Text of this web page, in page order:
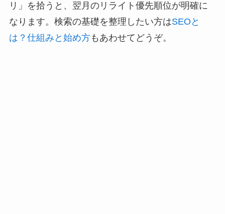
リ」を拾うと、翌月のリライト優先順位が明確に
なります。検索の基礎を整理したい方はSEOと
は？仕組みと始め方もあわせてどうぞ。